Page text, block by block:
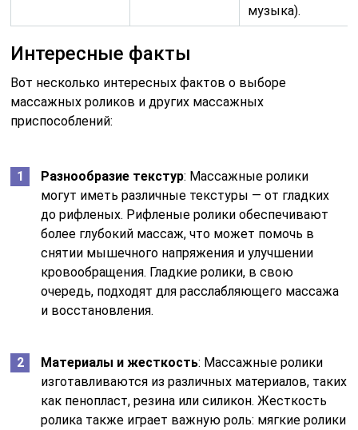
музыка).
Интересные факты
Вот несколько интересных фактов о выборе
массажных роликов и других массажных
приспособлений:
Разнообразие текстур: Массажные ролики
могут иметь различные текстуры — от гладких
до рифленых. Рифленые ролики обеспечивают
более глубокий массаж, что может помочь в
снятии мышечного напряжения и улучшении
кровообращения. Гладкие ролики, в свою
очередь, подходят для расслабляющего массажа
и восстановления.
Материалы и жесткость: Массажные ролики
изготавливаются из различных материалов, таких
как пенопласт, резина или силикон. Жесткость
ролика также играет важную роль: мягкие ролики